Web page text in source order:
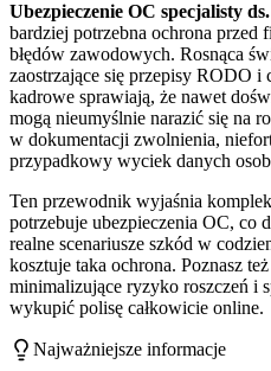
Ubezpieczenie OC specjalisty
bardziej potrzebna ochrona przed
błędów zawodowych. Rosnąca
zaostrzające się przepisy RODO i
kadrowe sprawiają, że nawet
mogą nieumyślnie narazić się na
w dokumentacji zwolnienia,
przypadkowy wyciek danych
Ten przewodnik wyjaśnia
potrzebuje ubezpieczenia OC, co
realne scenariusze szkód w
kosztuje taka ochrona. Poznasz
minimalizujące ryzyko roszczeń i
wykupić polisę całkowicie online.
Najważniejsze informacje